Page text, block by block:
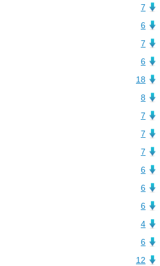
7
6
7
6
18
8
7
7
7
6
6
6
4
6
12